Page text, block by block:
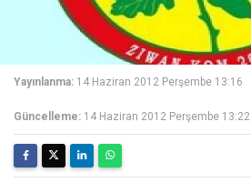
Yayınlanma: 14 Haziran 2012 Perşembe 13:16
Güncelleme: 14 Haziran 2012 Perşembe 13:22